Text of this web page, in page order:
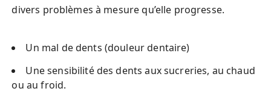
divers problèmes à mesure qu’elle progresse.
Un mal de dents (douleur dentaire)
Une sensibilité des dents aux sucreries, au chaud
ou au froid.